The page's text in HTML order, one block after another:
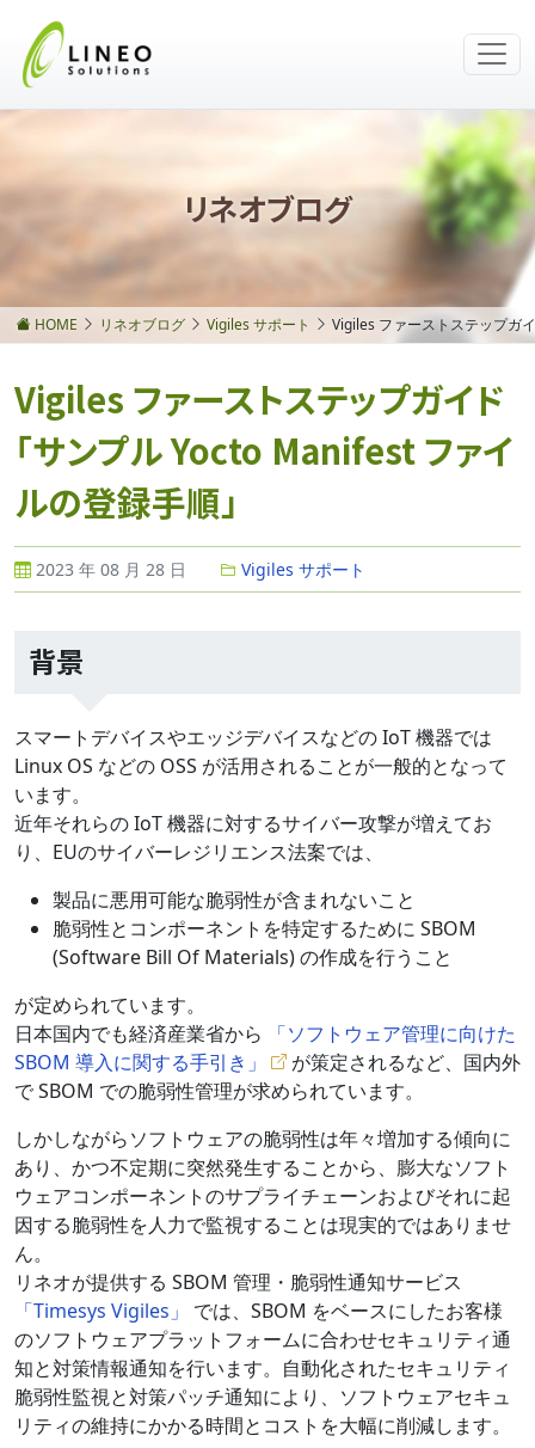
リネオブログ
HOME リネオブログ Vigiles サポート Vigiles ファーストステップガ
Vigiles ファーストステップガイド
「サンプル Yocto Manifest ファイ
ルの登録手順」
2023 年 08 月 28 日 Vigiles サポート
背景
スマートデバイスやエッジデバイスなどの IoT 機器では
Linux OS などの OSS が活用されることが一般的となって
います。
近年それらの IoT 機器に対するサイバー攻撃が増えてお
り、EUのサイバーレジリエンス法案では、
製品に悪用可能な脆弱性が含まれないこと
脆弱性とコンポーネントを特定するために SBOM
(Software Bill Of Materials) の作成を行うこと
が定められています。
日本国内でも経済産業省から
「ソフトウェア管理に向けた
SBOM 導入に関する手引き」
が策定されるなど、国内外
で SBOM での脆弱性管理が求められています。
しかしながらソフトウェアの脆弱性は年々増加する傾向に
あり、かつ不定期に突然発生することから、膨大なソフト
ウェアコンポーネントのサプライチェーンおよびそれに起
因する脆弱性を人力で監視することは現実的ではありませ
ん。
リネオが提供する SBOM 管理・脆弱性通知サービス
「Timesys Vigiles」
では、 SBOM をベースにしたお客様
のソフトウェアプラットフォームに合わせセキュリティ通
知と対策情報通知を行います。自動化されたセキュリティ
脆弱性監視と対策パッチ通知により、ソフトウェアセキュ
リティの維持にかかる時間とコストを大幅に削減します。